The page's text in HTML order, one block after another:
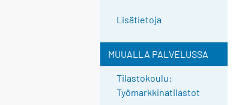
Lisätietoja
MUUALLA PALVELUSSA
Tilastokoulu:
Työmarkkinatilastot